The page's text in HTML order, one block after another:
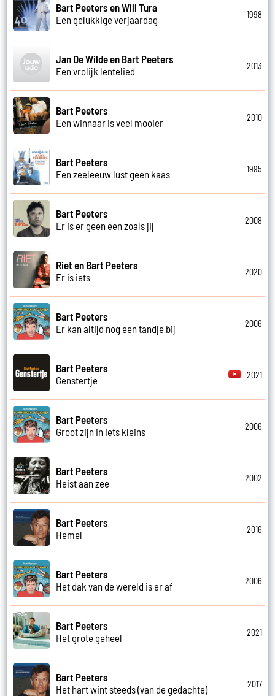
Bart Peeters en Will Tura
Een gelukkige verjaardag
1998
Jan De Wilde en Bart Peeters
Een vrolijk lentelied
2013
Bart Peeters
Een winnaar is veel mooier
2010
Bart Peeters
Een zeeleeuw lust geen kaas
1995
Bart Peeters
Er is er geen een zoals jij
2008
Riet en Bart Peeters
Er is iets
2020
Bart Peeters
Er kan altijd nog een tandje bij
2006
Bart Peeters
Genstertje
2021
Bart Peeters
Groot zijn in iets kleins
2006
Bart Peeters
Heist aan zee
2002
Bart Peeters
Hemel
2016
Bart Peeters
Het dak van de wereld is er af
2006
Bart Peeters
Het grote geheel
2021
Bart Peeters
Het hart wint steeds (van de gedachte)
2017